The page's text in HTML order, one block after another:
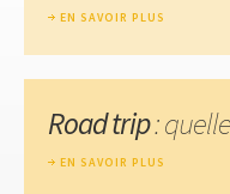
EN SAVOIR PLUS
Road trip:
EN SAVOIR PLUS